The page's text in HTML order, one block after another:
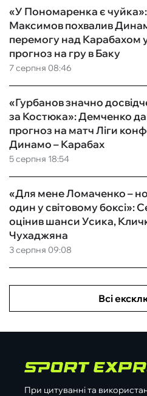
7 серпня 08:46
«У Пономаренка є чуйка»:
Максимов похвалив
перемогу над Карабахом
прогноз на гру в Баку
5 серпня 18:54
«Гурбанов значно
за Костюка»: Демченко
прогноз на матч Ліги
Динамо – Карабах
3 серпня 09:08
«Для мене Ломаченко –
один у світовому боксі»:
оцінив шанси Усика,
Чухаджяна
Всі
При цитуванні та